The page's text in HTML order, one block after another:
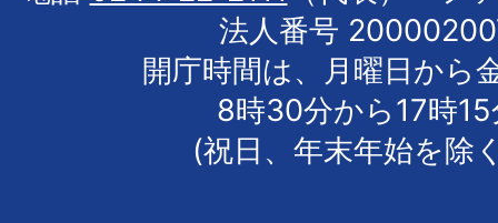
法人番号
開庁時間は、月曜日から
8時30分から17時
(祝日、年末年始を除